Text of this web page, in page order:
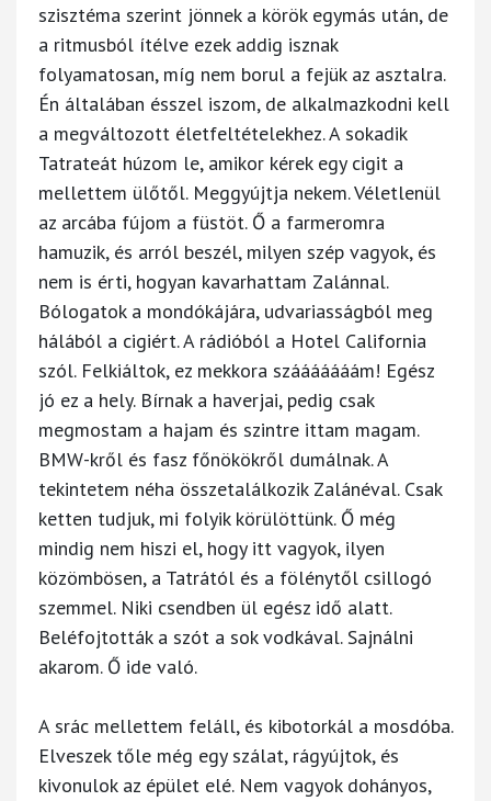
szisztéma szerint jönnek a körök egymás után, de
a ritmusból ítélve ezek addig isznak
folyamatosan, míg nem borul a fejük az asztalra.
Én általában ésszel iszom, de alkalmazkodni kell
a megváltozott életfeltételekhez. A sokadik
Tatrateát húzom le, amikor kérek egy cigit a
mellettem ülőtől. Meggyújtja nekem. Véletlenül
az arcába fújom a füstöt. Ő a farmeromra
hamuzik, és arról beszél, milyen szép vagyok, és
nem is érti, hogyan kavarhattam Zalánnal.
Bólogatok a mondókájára, udvariasságból meg
hálából a cigiért. A rádióból a Hotel California
szól. Felkiáltok, ez mekkora szááááááám! Egész
jó ez a hely. Bírnak a haverjai, pedig csak
megmostam a hajam és szintre ittam magam.
BMW-kről és fasz főnökökről dumálnak. A
tekintetem néha összetalálkozik Zalánéval. Csak
ketten tudjuk, mi folyik körülöttünk. Ő még
mindig nem hiszi el, hogy itt vagyok, ilyen
közömbösen, a Tatrától és a fölénytől csillogó
szemmel. Niki csendben ül egész idő alatt.
Beléfojtották a szót a sok vodkával. Sajnálni
akarom. Ő ide való.
A srác mellettem feláll, és kibotorkál a mosdóba.
Elveszek tőle még egy szálat, rágyújtok, és
kivonulok az épület elé. Nem vagyok dohányos,